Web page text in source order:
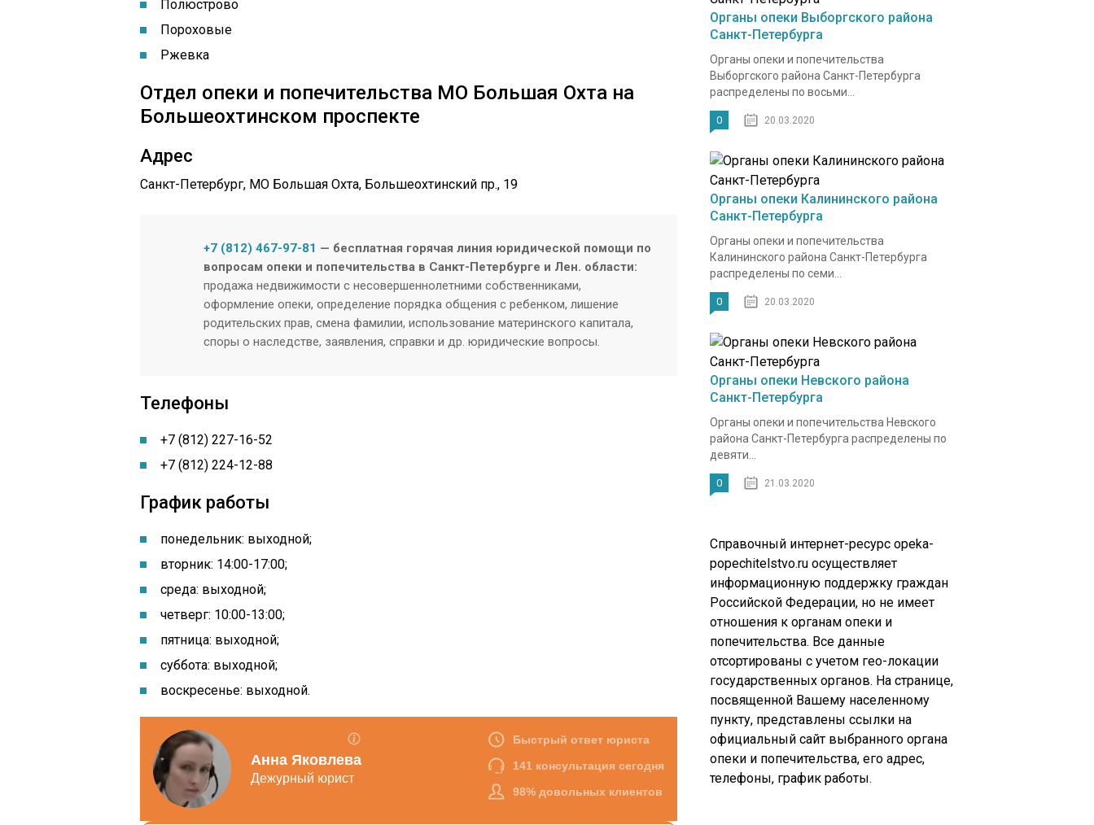
Полюстрово
Пороховые
Ржевка
Отдел опеки и попечительства МО Большая Охта на
Большеохтинском проспекте
Адрес
Санкт-Петербург, МО Большая Охта, Большеохтинский пр., 19
+7 (812) 467-97-81 — бесплатная горячая линия юридической помощи по
вопросам опеки и попечительства в Санкт-Петербурге и Лен. области:
продажа недвижимости с несовершеннолетними собственниками,
оформление опеки, определение порядка общения с ребенком, лишение
родительских прав, смена фамилии, использование материнского капитала,
споры о наследстве, заявления, справки и др. юридические вопросы.
Телефоны
+7 (812) 227-16-52
+7 (812) 224-12-88
График работы
понедельник: выходной;
вторник: 14:00-17:00;
среда: выходной;
четверг: 10:00-13:00;
пятница: выходной;
суббота: выходной;
воскресенье: выходной.
Органы опеки Выборгского района
Санкт-Петербурга
Органы опеки и попечительства
Выборгского района Санкт-Петербурга
распределены по восьми...
0 20.03.2020
Органы опеки Калининского района
Санкт-Петербурга
Органы опеки и попечительства
Калининского района Санкт-Петербурга
распределены по семи...
0 20.03.2020
Органы опеки Невского района
Санкт-Петербурга
Органы опеки и попечительства Невского
района Санкт-Петербурга распределены по
девяти...
0 21.03.2020
Справочный интернет-ресурс opeka-
popechitelstvo.ru осуществляет
информационную поддержку граждан
Российской Федерации, но не имеет
отношения к органам опеки и
попечительства. Все данные
отсортированы с учетом гео-локации
государственных органов. На странице,
посвященной Вашему населенному
пункту, представлены ссылки на
официальный сайт выбранного органа
опеки и попечительства, его адрес,
телефоны, график работы.